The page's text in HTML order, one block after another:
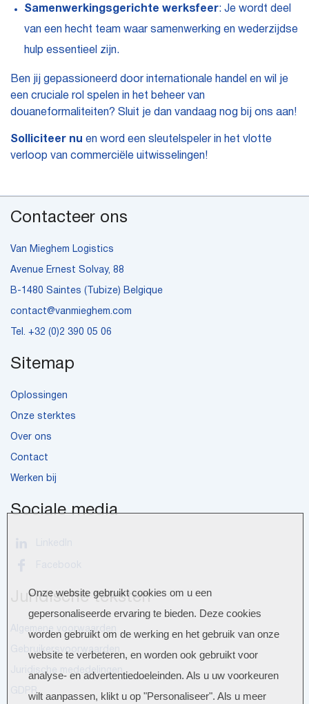
Samenwerkingsgerichte werksfeer: Je wordt deel
van een hecht team waar samenwerking en wederzijdse
hulp essentieel zijn.
Ben jij gepassioneerd door internationale handel en wil je
een cruciale rol spelen in het beheer van
douaneformaliteiten? Sluit je dan vandaag nog bij ons aan!
Solliciteer nu en word een sleutelspeler in het vlotte
verloop van commerciële uitwisselingen!
Contacteer ons
Van Mieghem Logistics
Avenue Ernest Solvay, 88
B-1480 Saintes (Tubize) Belgique
contact@vanmieghem.com
Tel. +32 (0)2 390 05 06
Sitemap
Oplossingen
Onze sterktes
Over ons
Contact
Werken bij
Sociale media
Juridische teksten
Algemene voorwaarden
Gebruikersvoorwaarden
Juridische mededelingen
GDPR
Onze website gebruikt cookies om u een
gepersonaliseerde ervaring te bieden. Deze cookies
worden gebruikt om de werking en het gebruik van onze
website te verbeteren, en worden ook gebruikt voor
analyse- en advertentiedoeleinden. Als u uw voorkeuren
wilt aanpassen, klikt u op "Personaliseer". Als u meer